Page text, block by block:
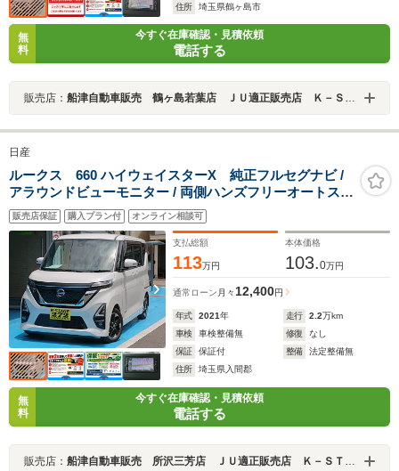
住所 埼玉県鶴ヶ島市
無
料
今すぐ在庫確認・見積依頼
電話する
販売店： 船津自動車販売 鶴ヶ島若葉店 ＪＵ適正販売店 Ｋ－ＳＴＡＧＥ２７２
日産
ルークス 660 ハイウェイスターX 純正フルセグナビ /
アラウンドビューモニター / 両側ハンズフリーオートスラ
イドドア / 衝突被害軽減ブレーキ / ACC
販売店保証 購入プラン付 オンライン相談可
支払総額
113万円
本体価格
103.0万円
通常ローン 月々12,400円
年式 2021年 走行 2.2万km
車検
車検整備無 修復
なし
保証
保証付 整備
法定整備無
住所
埼玉県入間郡
無
料
今すぐ在庫確認・見積依頼
電話する
販売店： 船津自動車販売 所沢三芳店 ＪＵ適正販売店 Ｋ－ＳＴＡＧＥ２７２